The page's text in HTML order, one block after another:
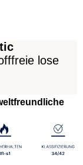
lose